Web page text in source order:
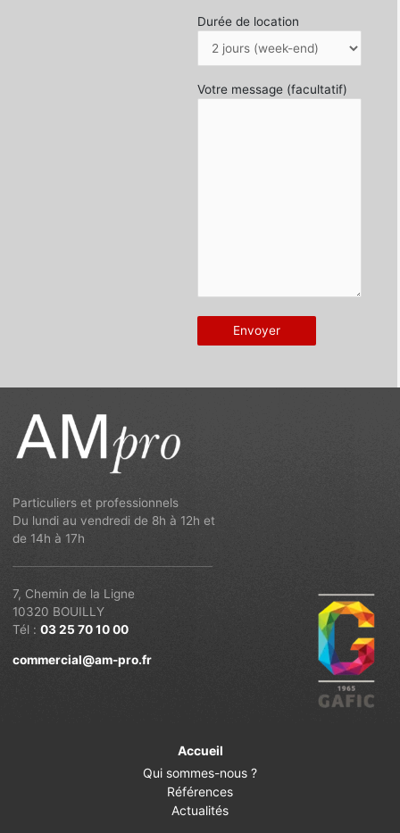
Durée de location
Votre message (facultatif)
Particuliers et professionnels
Du lundi au vendredi de 8h à 12h et
de 14h à 17h
7, Chemin de la Ligne
10320 BOUILLY
Tél : 03 25 70 10 00
commercial@am-pro.fr
Accueil
Qui sommes-nous ?
Références
Actualités